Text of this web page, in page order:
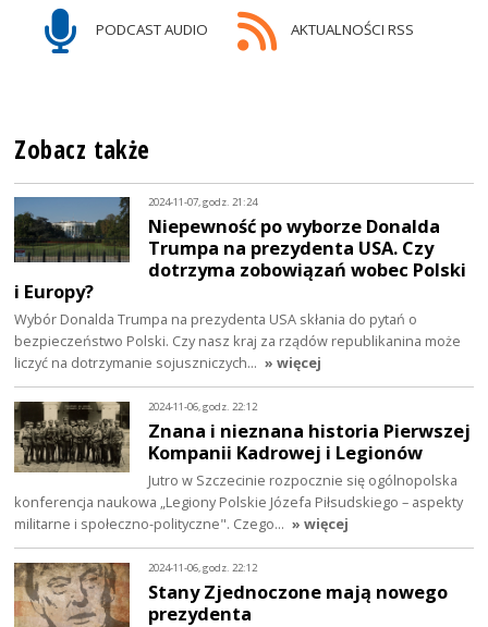
PODCAST AUDIO AKTUALNOŚCI RSS
Zobacz także
2024-11-07, godz. 21:24
Niepewność po wyborze Donalda
Trumpa na prezydenta USA. Czy
dotrzyma zobowiązań wobec Polski
i Europy?
Wybór Donalda Trumpa na prezydenta USA skłania do pytań o
bezpieczeństwo Polski. Czy nasz kraj za rządów republikanina może
liczyć na dotrzymanie sojuszniczych… » więcej
2024-11-06, godz. 22:12
Znana i nieznana historia Pierwszej
Kompanii Kadrowej i Legionów
Jutro w Szczecinie rozpocznie się ogólnopolska
konferencja naukowa „Legiony Polskie Józefa Piłsudskiego – aspekty
militarne i społeczno-polityczne". Czego… » więcej
2024-11-06, godz. 22:12
Stany Zjednoczone mają nowego
prezydenta